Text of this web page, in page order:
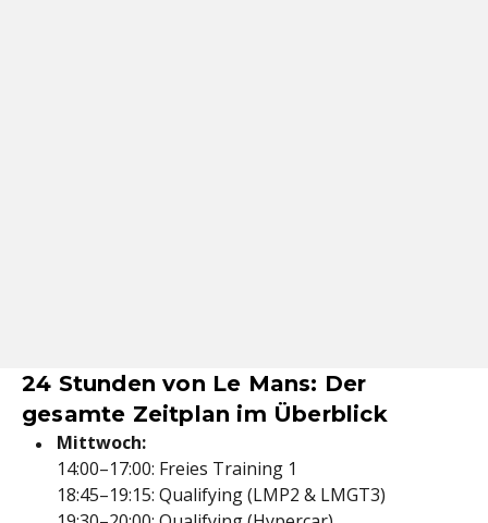
24 Stunden von Le Mans: Der
gesamte Zeitplan im Überblick
Mittwoch:
14:00–17:00: Freies Training 1
18:45–19:15: Qualifying (LMP2 & LMGT3)